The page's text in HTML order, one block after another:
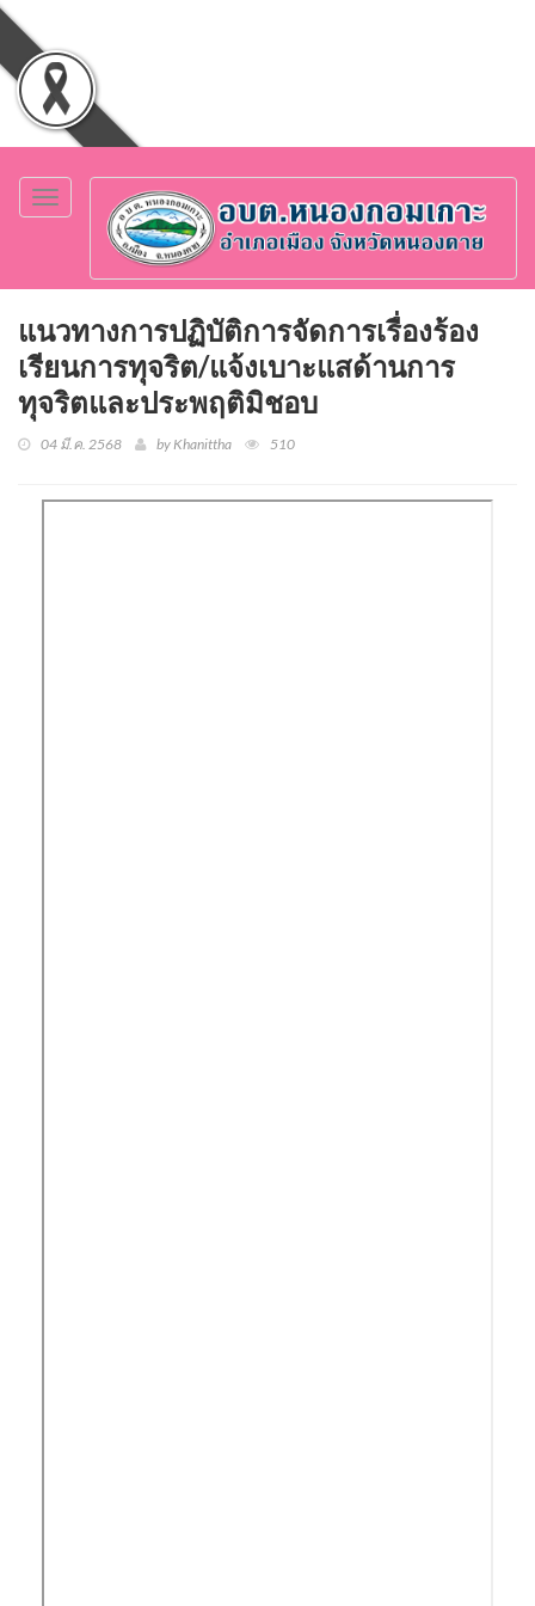
Toggle
navigation
แนวทางการปฏิบัติการจัดการเรื่องร้อง
เรียนการทุจริต/แจ้งเบาะแสด้านการ
ทุจริตและประพฤติมิชอบ
04 มี.ค. 2568 by Khanittha 510